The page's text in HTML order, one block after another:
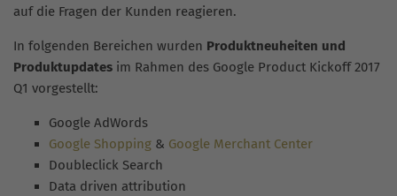
auf die Fragen der Kunden reagieren.
In folgenden Bereichen wurden Produktneuheiten und
Produktupdates im Rahmen des Google Product Kickoff 2017
Q1 vorgestellt:
Google AdWords
Google Shopping & Google Merchant Center
Doubleclick Search
Data driven attribution